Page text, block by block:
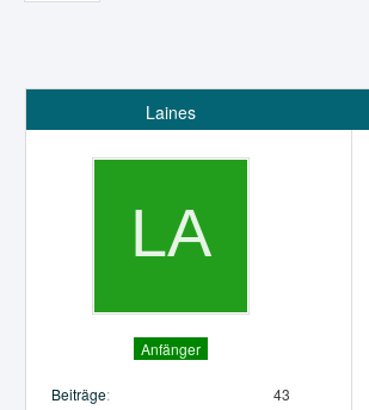
Laines
Anfänger
Beiträge 43